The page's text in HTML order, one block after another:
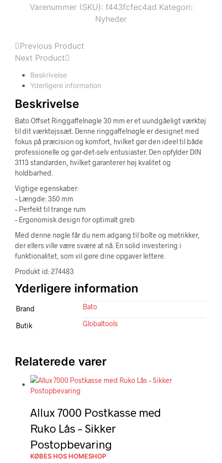
Varenummer (SKU): f443fcfec4ad Kategori:
Nyheder
Previous Product
Next Product
Beskrivelse
Yderligere information
Beskrivelse
Bato Offset Ringgaffelnøgle 30 mm er et uundgåeligt værktøj
til dit værktøjssæt. Denne ringgaffelnøgle er designet med
fokus på præcision og komfort, hvilket gør den ideel til både
professionelle og gør-det-selv entusiaster. Den opfylder DIN
3113 standarden, hvilket garanterer høj kvalitet og
holdbarhed.
Vigtige egenskaber:
– Længde: 350 mm
– Perfekt til trange rum
– Ergonomisk design for optimalt greb
Med denne nøgle får du nem adgang til bolte og møtrikker,
der ellers ville være svære at nå. En solid investering i
funktionalitet, som vil gøre dine opgaver lettere.
Produkt id: 274483
Yderligere information
Brand Bato
Butik Globaltools
Relaterede varer
Allux 7000 Postkasse med
Ruko Lås – Sikker
Postopbevaring
KØBES HOS HOMESHOP